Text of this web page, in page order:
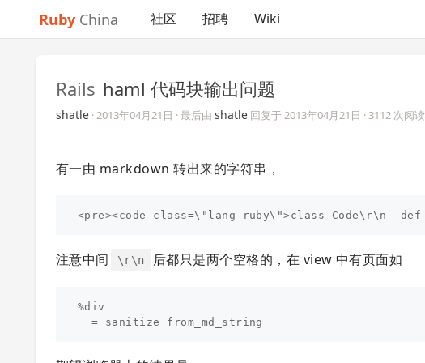
Ruby China 社区 招聘 Wiki
Rails haml 代码块输出问题
shatle ·2013年04月21日 · 最后由 shatle 回复于2013年04月21日 · 3112 次阅读
有一由 markdown 转出来的字符串，
注意中间 \r\n 后都只是两个空格的，在 view 中有页面如
%div